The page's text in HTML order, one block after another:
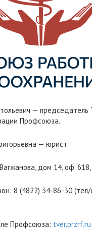
— председатель
Профсоюза.
— юрист.
дом 14, оф.
8 (4822) 34-86-30
Профсоюза: tver.przrf.ru